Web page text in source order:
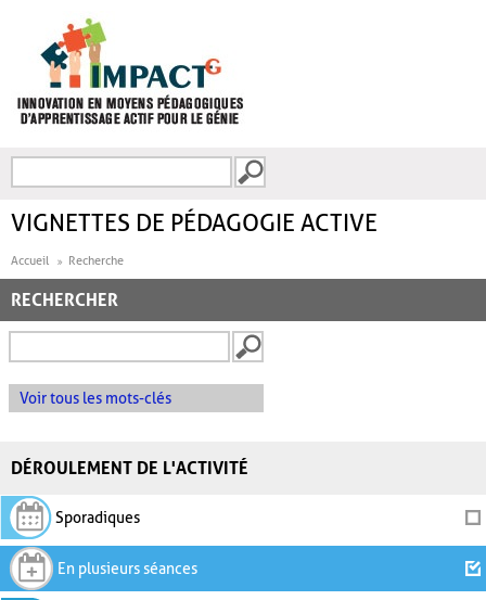
FORMULAIRE DE
VIGNETTES DE PÉDAGOGIE ACTIVE
Accueil Recherche
RECHERCHER
Voir tous les mots-clés
DÉROULEMENT DE L'ACTIVITÉ
Sporadiques
En plusieurs séances